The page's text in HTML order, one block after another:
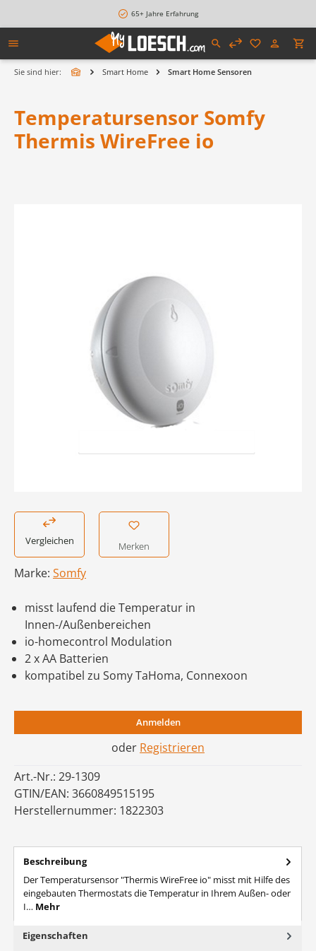
65+ Jahre Erfahrung
Sie sind hier: Smart Home Smart Home Sensoren
Temperatursensor Somfy
Thermis WireFree io
Vergleichen Merken
Marke: Somfy
misst laufend die Temperatur in
Innen-/Außenbereichen
io-homecontrol Modulation
2 x AA Batterien
kompatibel zu Somy TaHoma, Connexoon
Anmelden
oder Registrieren
Art.-Nr.: 29-1309
GTIN/EAN: 3660849515195
Herstellernummer: 1822303
Beschreibung
Der Temperatursensor "Thermis WireFree io" misst mit Hilfe des
eingebauten Thermostats die Temperatur in Ihrem Außen- oder
I… Mehr
Eigenschaften